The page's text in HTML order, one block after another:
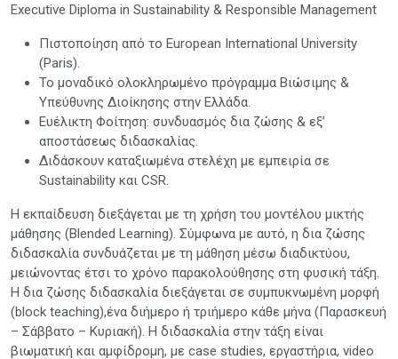
Executive Diploma in Sustainability & Responsible Management
Πιστοποίηση από το European International University
(Paris).
Το μοναδικό ολοκληρωμένο πρόγραμμα Βιώσιμης &
Υπεύθυνης Διοίκησης στην Ελλάδα.
Ευέλικτη Φοίτηση: συνδυασμός δια ζώσης & εξ’
αποστάσεως διδασκαλίας.
Διδάσκουν καταξιωμένα στελέχη με εμπειρία σε
Sustainability και CSR.
Η εκπαίδευση διεξάγεται με τη χρήση του μοντέλου μικτής
μάθησης (Blended Learning). Σύμφωνα με αυτό, η δια ζώσης
διδασκαλία συνδυάζεται με τη μάθηση μέσω διαδικτύου,
μειώνοντας έτσι το χρόνο παρακολούθησης στη φυσική τάξη.
Η δια ζώσης διδασκαλία διεξάγεται σε συμπυκνωμένη μορφή
(block teaching),ένα διήμερο ή τριήμερο κάθε μήνα (Παρασκευή
– Σάββατο – Κυριακή). Η διδασκαλία στην τάξη είναι
βιωματική και αμφίδρομη, με case studies, εργαστήρια, video